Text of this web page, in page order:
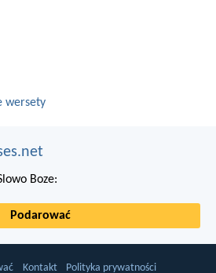
wersety
Boze:
Podarować
Kontakt Polityka prywatności